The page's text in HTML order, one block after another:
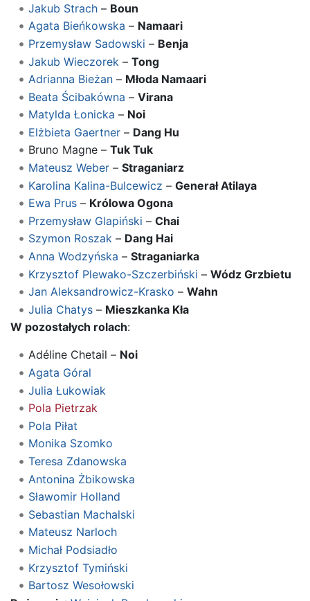
Jakub Strach– Boun
Agata Bieńkowska – Namaari
Przemysław Sadowski – Benja
Jakub Wieczorek – Tong
Adrianna Bieżan– Młoda Namaari
Beata Ścibakówna – Virana
Matylda Łonicka – Noi
Elżbieta Gaertner– Dang Hu
Bruno Magne – Tuk Tuk
Mateusz Weber– Straganiarz
Karolina Kalina-Bulcewicz – Generał Atilaya
Ewa Prus– Królowa Ogona
Przemysław Glapiński – Chai
Szymon Roszak– Dang Hai
Anna Wodzyńska – Straganiarka
Krzysztof Plewako-Szczerbiński – Wódz Grzbietu
Jan Aleksandrowicz-Krasko – Wahn
Julia Chatys– Mieszkanka Kła
W pozostałych rolach:
Adéline Chetail – Noi
Agata Góral
Julia Łukowiak
Pola Pietrzak
Pola Piłat
Monika Szomko
Teresa Zdanowska
Antonina Żbikowska
Sławomir Holland
Sebastian Machalski
Mateusz Narloch
Michał Podsiadło
Krzysztof Tymiński
Bartosz Wesołowski